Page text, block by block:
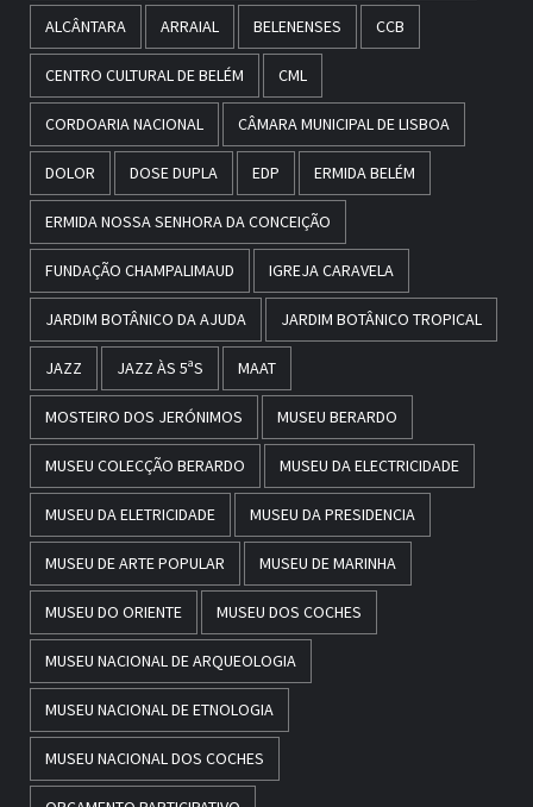
ALCÂNTARA ARRAIAL BELENENSES CCB
CENTRO CULTURAL DE BELÉM CML
CORDOARIA NACIONAL CÂMARA MUNICIPAL DE LISBOA
DOLOR DOSE DUPLA EDP ERMIDA BELÉM
ERMIDA NOSSA SENHORA DA CONCEIÇÃO
FUNDAÇÃO CHAMPALIMAUD IGREJA CARAVELA
JARDIM BOTÂNICO DA AJUDA JARDIM BOTÂNICO TROPICAL
JAZZ JAZZ ÀS 5ªS MAAT
MOSTEIRO DOS JERÓNIMOS MUSEU BERARDO
MUSEU COLECÇÃO BERARDO MUSEU DA ELECTRICIDADE
MUSEU DA ELETRICIDADE MUSEU DA PRESIDENCIA
MUSEU DE ARTE POPULAR MUSEU DE MARINHA
MUSEU DO ORIENTE MUSEU DOS COCHES
MUSEU NACIONAL DE ARQUEOLOGIA
MUSEU NACIONAL DE ETNOLOGIA
MUSEU NACIONAL DOS COCHES